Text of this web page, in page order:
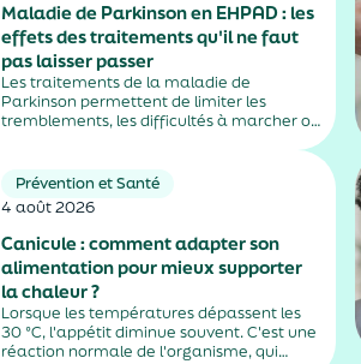
Maladie de Parkinson en EHPAD : les
effets des traitements qu'il ne faut
pas laisser passer
Les traitements de la maladie de
Parkinson permettent de limiter les
tremblements, les difficultés à marcher ou
parfois difficiles à repérer, notamment
chez les personnes âgées vivant en
EHPAD....
Prévention et Santé
4 août 2026
Canicule : comment adapter son
alimentation pour mieux supporter
la chaleur ?
Lorsque les températures dépassent les
30 °C, l'appétit diminue souvent. C'est une
réaction normale de l'organisme, qui